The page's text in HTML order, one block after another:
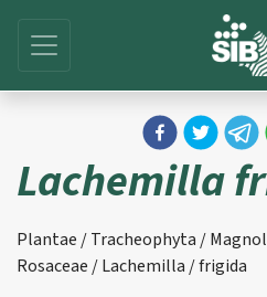
Lachemilla
Plantae / Tracheophyta /
Rosaceae / Lachemilla / frigida